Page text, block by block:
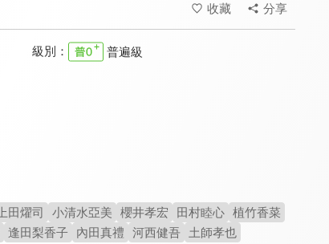
收藏 分享
級別： 普遍級
上田燿司 小清水亞美 櫻井孝宏 田村睦心 植竹香菜
逢田梨香子 內田真禮 河西健吾
土師孝也